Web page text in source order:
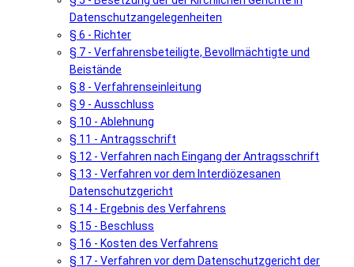
Datenschutzangelegenheiten
§ 6 - Richter
§ 7 - Verfahrensbeteiligte, Bevollmächtigte und
Beistände
§ 8 - Verfahrenseinleitung
§ 9 - Ausschluss
§ 10 - Ablehnung
§ 11 - Antragsschrift
§ 12 - Verfahren nach Eingang der Antragsschrift
§ 13 - Verfahren vor dem Interdiözesanen
Datenschutzgericht
§ 14 - Ergebnis des Verfahrens
§ 15 - Beschluss
§ 16 - Kosten des Verfahrens
§ 17 - Verfahren vor dem Datenschutzgericht der